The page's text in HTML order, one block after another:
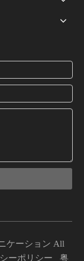
ケーション All
ーポリシー 粤